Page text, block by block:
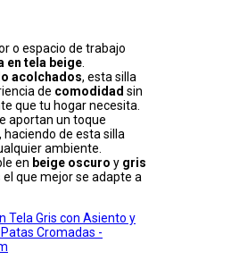
o espacio de trabajo
en tela beige
acolchados, esta silla
de comodidad sin
que tu hogar necesita.
le aportan un toque
de esta silla
ambiente.
en beige oscuro y gris
que mejor se adapte a